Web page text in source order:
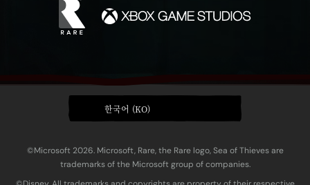
한국어 (KO)
©Microsoft 2026. Microsoft, Rare, the Rare logo, Sea of Thieves are
trademarks of the Microsoft group of companies.